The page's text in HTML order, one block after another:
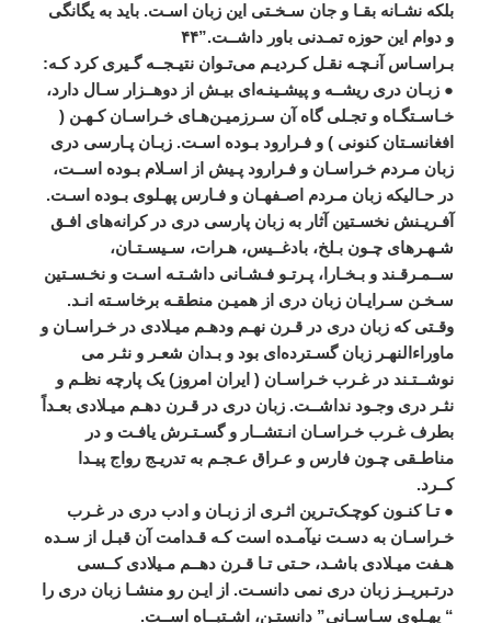
بلکه نشـانه بقـا و جان سـخـتی اين زبان اسـت.بايد به يگانگی
و دوام اين حوزه تمـدنی باور داشــت.”۴۴
بـراسـاس آنـچـه نقـل کـرديـم میتـوان نتيـجــه ‌گـيری کرد کـه:
● زبـان دری ريشــه و پيشـينـه ای بيـش از دوهــزار سـال دارد،
خـاسـتگـاه و تجـلی گاه آن سـرزميـنهـای خـراسـان کـهـن (
افغانسـتان کنونی )و فـرارود بـوده اسـت.زبـان پـارسی دری
زبان مـردم خـراسـان و فـرارود پـيش از اسـلام بـوده اســت،
در حـاليکه زبان مـردم اصـفهـان و فـارس پهـلوی بـوده اسـت.
آفـريـنش نخسـتين آثار به زبان پارسی دری در کرانههای افـق
شـهـرهای چـون بـلخ، بادغــيس، هـرات، سـيسـتـان،
ســمـرقـند و بـخـارا، پـرتـو فـشـانی داشـتـه اسـت و نخـسـتين
سـخـن سـرايـان زبان دری از هميـن منطقـه برخاسـته انـد.
وقـتی که زبان دری در قـرن نهـم ودهـم ميـلادی در خـراسـان و
ماوراءالنهـر زبان گسـترده ای بود و بـدان شعـر و نثـر می
نوشــتـند در غـرب خـراسـان ( ايران امروز)يک پارچه نظـم و
نثـر دری وجـود نداشــت.زبان دری در قـرن دهـم ميـلادی بعـداً
بطرف غـرب خـراسـان انـتشــار و گسـتـرش يافـت و در
مناطـقی چـون فارس و عـراق عـجـم به تدريـج رواج پيـدا
کــرد.
● تـا کنـون کوچـکتـرين اثـری از زبـان و ادب دری در غـرب
خـراسـان به دسـت نيآمـده است کـه قـدامت آن قبـل از سـده
هـفت ميـلادی باشـد، حـتی تـا قـرن دهــم مـيلادی کــسی
درتـبريــز زبان دری نمی دانسـت. از ايـن رو منشـا زبان دری را
“پهـلوی سـاسـانی”دانستـن، اشـتبــاه اســت.